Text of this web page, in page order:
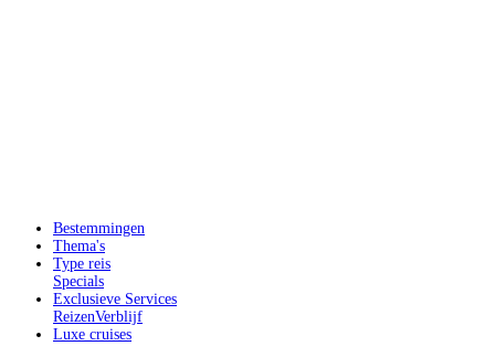
Bestemmingen
Thema's
Type reis
Specials
Exclusieve Services
ReizenVerblijf
Luxe cruises